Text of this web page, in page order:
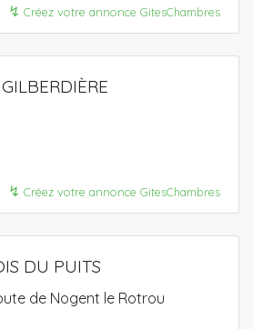
↯ Créez votre annonce GitesChambres
↯ Créez votre annonce GitesChambres
DU PUITS
de Nogent le Rotrou